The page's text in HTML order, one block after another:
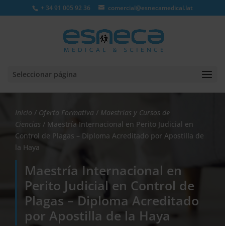
+ 34 91 005 92 36 comercial@esnecamedical.lat
Seleccionar página
Inicio / Oferta Formativa / Maestrías y Cursos de
Ciencias / Maestría Internacional en Perito Judicial en
Control de Plagas – Diploma Acreditado por Apostilla de
la Haya
Maestría Internacional en
Perito Judicial en Control de
Plagas – Diploma Acreditado
por Apostilla de la Haya